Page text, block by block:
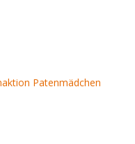
Patenmädchen